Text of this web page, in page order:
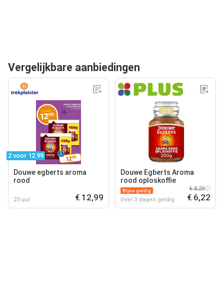
Vergelijkbare aanbiedingen
2 voor 12.99
Douwe egberts aroma
rood
23 uur € 12,99
Douwe Egberts Aroma
rood oploskoffie
Bijna geldig
Over 3 dagen geldig
€ 8,29
€ 6,22